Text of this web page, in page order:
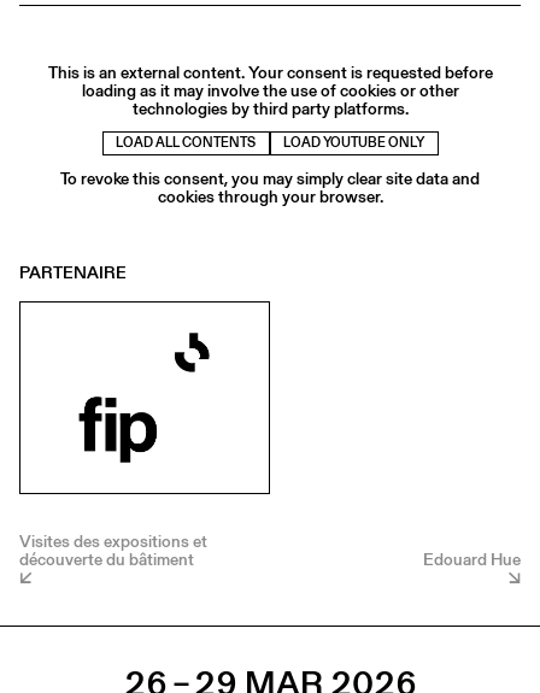
This is an external content. Your consent is requested before
loading as it may involve the use of cookies or other
technologies by third party platforms.
LOAD ALL CONTENTS LOAD YOUTUBE ONLY
To revoke this consent, you may simply clear site data and
cookies through your browser.
PARTENAIRE
Visites des expositions et
découverte du bâtiment Edouard Hue
26 – 29 MAR 2026